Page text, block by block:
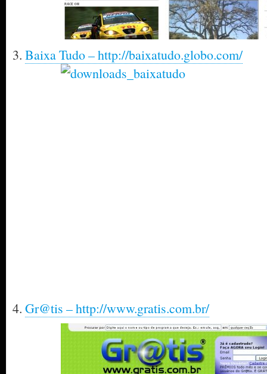
3. Baixa Tudo – http://baixatudo.globo.com/
4. Gr@tis – http://www.gratis.com.br/